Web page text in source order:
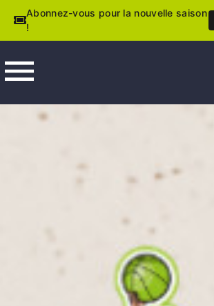
Abonnez-vous pour la nouvelle saison
!
menu